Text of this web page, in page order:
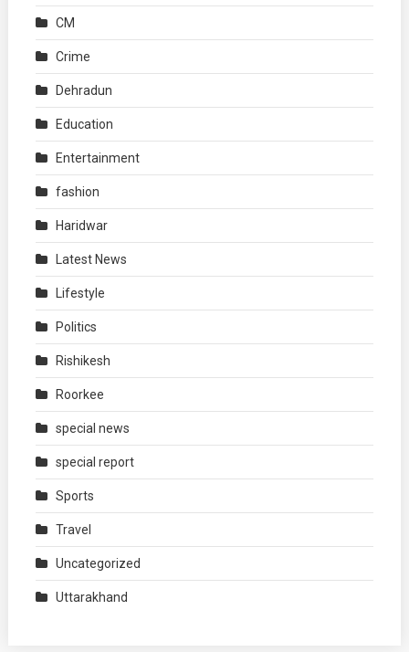
CM
Crime
Dehradun
Education
Entertainment
fashion
Haridwar
Latest News
Lifestyle
Politics
Rishikesh
Roorkee
special news
special report
Sports
Travel
Uncategorized
Uttarakhand